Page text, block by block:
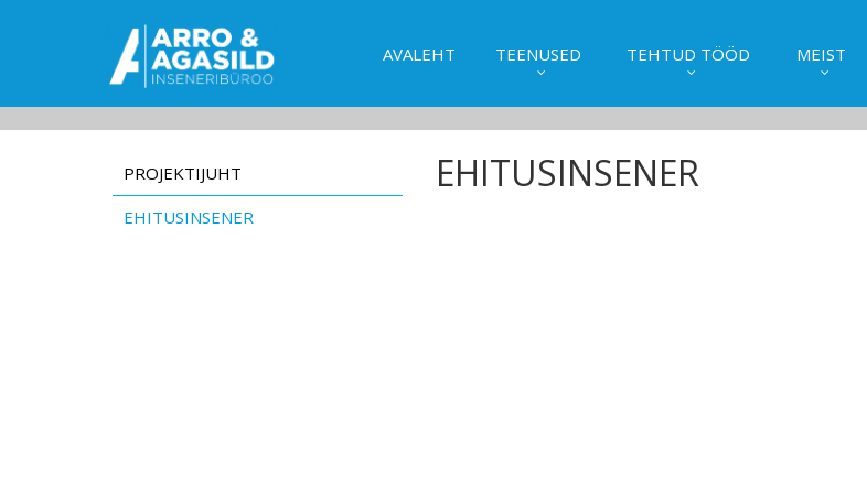
AVALEHT TEENUSED TEHTUD TÖÖD MEIST
PROJEKTIJUHT
EHITUSINSENER
EHITUSINSENER